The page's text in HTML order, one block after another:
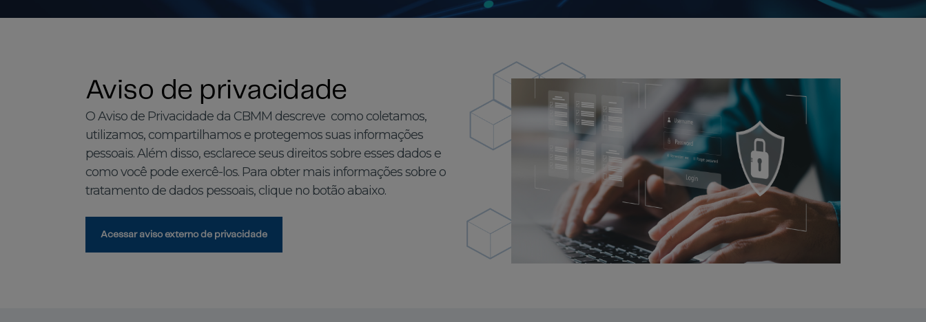
Aviso de privacidade
O Aviso de Privacidade da CBMM descreve como coletamos,
utilizamos, compartilhamos e protegemos suas informações
pessoais. Além disso, esclarece seus direitos sobre esses dados e
como você pode exercê-los. Para obter mais informações sobre o
tratamento de dados pessoais, clique no botão abaixo.
Acessar aviso externo de privacidade